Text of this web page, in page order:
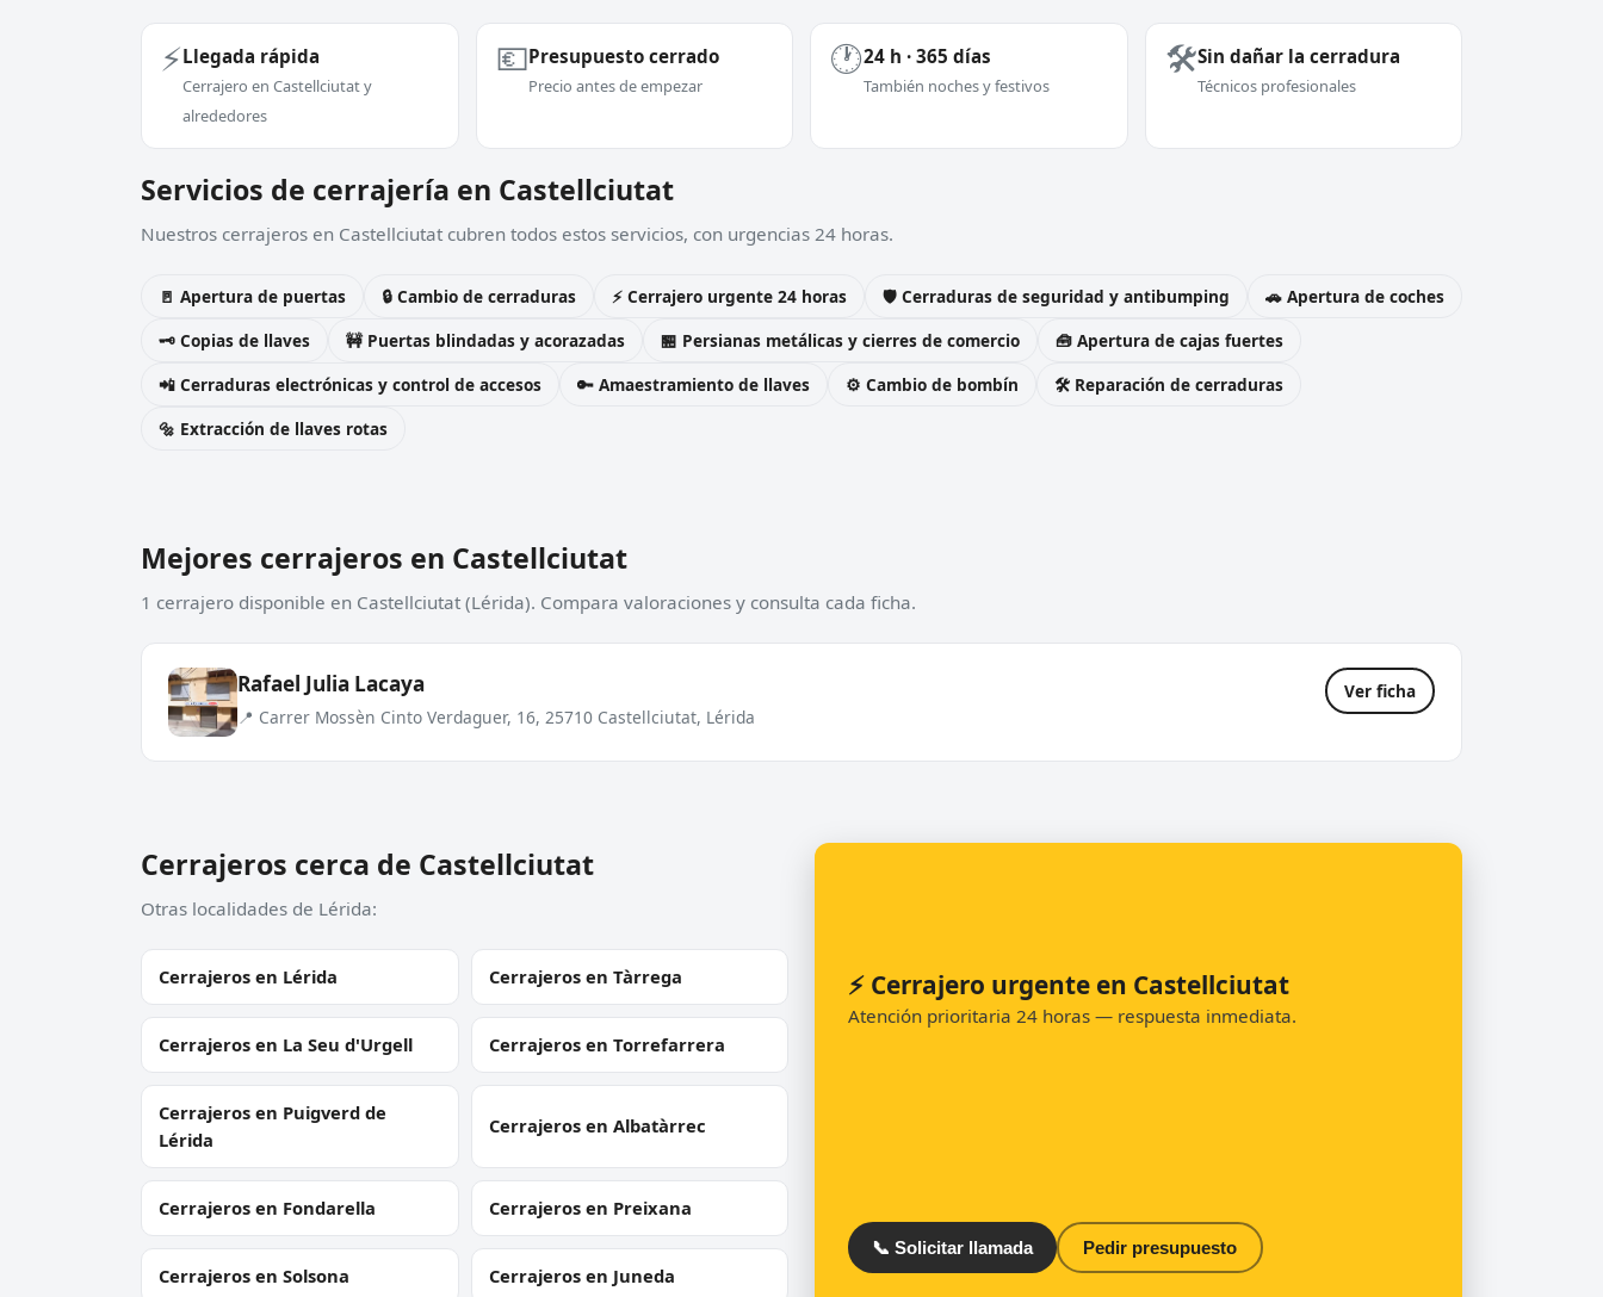
⚡Llegada rápida
Cerrajero en Castellciutat y
alrededores
💶Presupuesto cerrado
Precio antes de empezar
🕐24 h · 365 días
También noches y festivos
🛠️Sin dañar la cerradura
Técnicos profesionales
Servicios de cerrajería en Castellciutat
Nuestros cerrajeros en Castellciutat cubren todos estos servicios, con urgencias 24 horas.
🚪 Apertura de puertas 🔒 Cambio de cerraduras ⚡ Cerrajero urgente 24 horas 🛡️ Cerraduras de seguridad y antibumping
🚗 Apertura de coches
🗝️ Copias de llaves
🚧 Puertas blindadas y acorazadas 🏪 Persianas metálicas y cierres de comercio
🧰 Apertura de cajas fuertes
📲 Cerraduras electrónicas y control de accesos
🔑 Amaestramiento de llaves ⚙️ Cambio de bombín
🛠️ Reparación de cerraduras
🔩 Extracción de llaves rotas
Mejores cerrajeros en Castellciutat
1 cerrajero disponible en Castellciutat (Lérida). Compara valoraciones y consulta cada ficha.
Rafael Julia Lacaya
📍 Carrer Mossèn Cinto Verdaguer, 16, 25710 Castellciutat, Lérida
Ver ficha
Cerrajeros cerca de Castellciutat
Otras localidades de Lérida:
Cerrajeros en Lérida Cerrajeros en Tàrrega
Cerrajeros en La Seu d'Urgell Cerrajeros en Torrefarrera
Cerrajeros en Puigverd de
Lérida
Cerrajeros en Albatàrrec
Cerrajeros en Fondarella Cerrajeros en Preixana
Cerrajeros en Solsona Cerrajeros en Juneda
⚡ Cerrajero urgente en Castellciutat
Atención prioritaria 24 horas — respuesta inmediata.
📞 Solicitar llamada Pedir presupuesto